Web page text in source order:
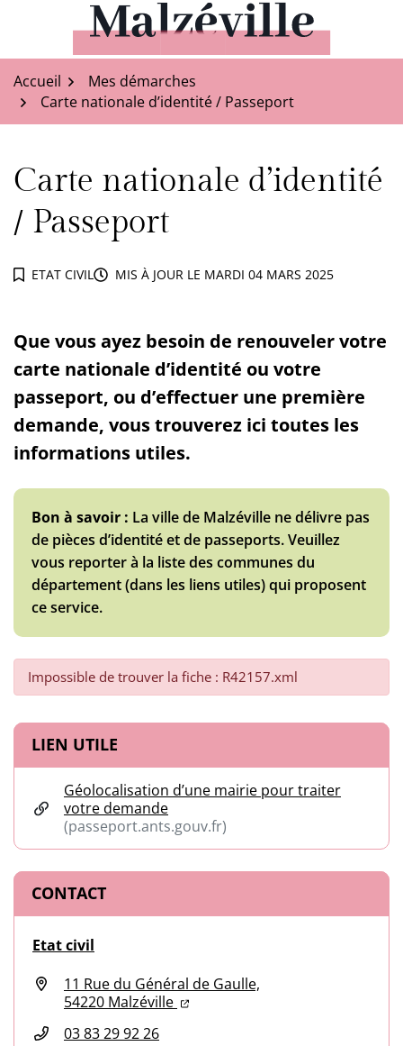
contenu
Malzéville
Accueil
Mes démarches
Carte nationale d’identité / Passeport
Carte nationale d’identité
/ Passeport
ETAT CIVIL MIS À JOUR LE MARDI 04 MARS 2025
Que vous ayez besoin de renouveler votre
carte nationale d’identité ou votre
passeport, ou d’effectuer une première
demande, vous trouverez ici toutes les
informations utiles.
Bon à savoir : La ville de Malzéville ne délivre pas
de pièces d’identité et de passeports. Veuillez
vous reporter à la liste des communes du
département (dans les liens utiles) qui proposent
ce service.
Impossible de trouver la fiche : R42157.xml
Informations complémentaires
LIEN UTILE
Géolocalisation d’une mairie pour traiter
votre demande
(passeport.ants.gouv.fr)
CONTACT
Etat civil
11 Rue du Général de Gaulle,
54220 Malzéville (ouverture dans un nouvel
(ouverture dans un nouvel
03 83 29 92 26